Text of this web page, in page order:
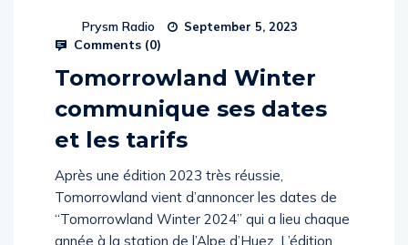
Prysm Radio September 5, 2023
Comments (0)
Tomorrowland Winter
communique ses dates
et les tarifs
Après une édition 2023 très réussie,
Tomorrowland vient d’annoncer les dates de
“Tomorrowland Winter 2024” qui a lieu chaque
année à la station de l’Alpe d’Huez. L’édition